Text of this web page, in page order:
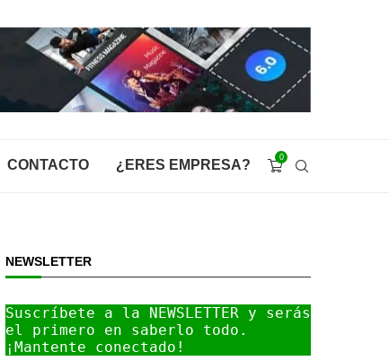
CONTACTO ¿ERES EMPRESA? 0
NEWSLETTER
Suscríbete a la NEWSLETTER y serás
el primero en saberlo todo.
¡Mantente conectado!